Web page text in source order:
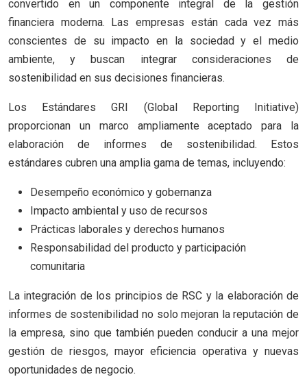
convertido en un componente integral de la gestión
financiera moderna. Las empresas están cada vez más
conscientes de su impacto en la sociedad y el medio
ambiente, y buscan integrar consideraciones de
sostenibilidad en sus decisiones financieras.
Los Estándares GRI (Global Reporting Initiative)
proporcionan un marco ampliamente aceptado para la
elaboración de informes de sostenibilidad. Estos
estándares cubren una amplia gama de temas, incluyendo:
Desempeño económico y gobernanza
Impacto ambiental y uso de recursos
Prácticas laborales y derechos humanos
Responsabilidad del producto y participación
comunitaria
La integración de los principios de RSC y la elaboración de
informes de sostenibilidad no solo mejoran la reputación de
la empresa, sino que también pueden conducir a una mejor
gestión de riesgos, mayor eficiencia operativa y nuevas
oportunidades de negocio.